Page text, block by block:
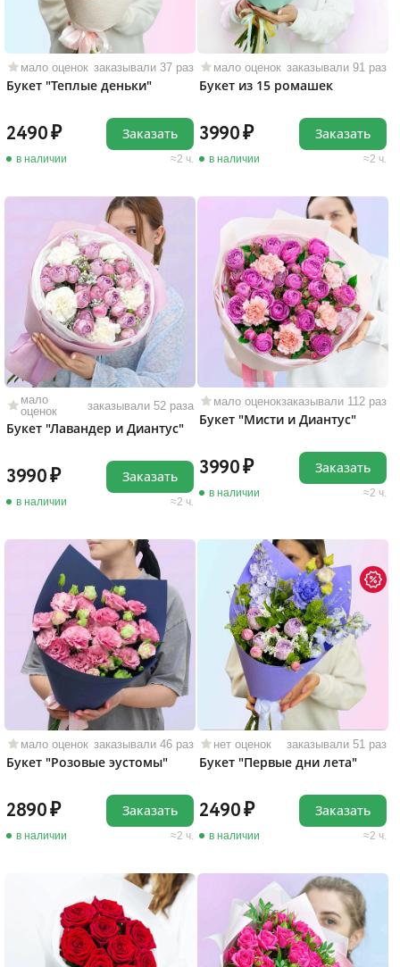
мало оценок заказывали 37 раз
Букет "Теплые деньки"
2490
в наличии 2 ч.
Заказать
мало оценок заказывали 91 раз
Букет из 15 ромашек
3990
в наличии 2 ч.
Заказать
мало
оценок
заказывали 52 раза
Букет "Лавандер и Диантус"
3990
в наличии 2 ч.
Заказать
мало оценокзаказывали 112 раз
Букет "Мисти и Диантус"
3990
в наличии 2 ч.
Заказать
мало оценок заказывали 46 раз
Букет "Розовые эустомы"
2890
в наличии 2 ч.
Заказать
нет оценок заказывали 51 раз
Букет "Первые дни лета"
2490
в наличии 2 ч.
Заказать